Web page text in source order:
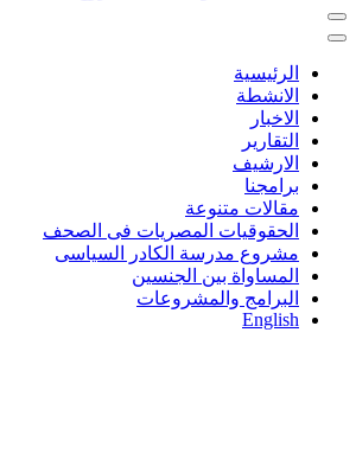
الرئيسية
الانشطة
الاخبار
التقارير
الارشيف
برامجنا
مقالات متنوعة
الحقوقيات المصريات فى الصحف
مشروع مدرسة الكادر السياسى
المساواة بين الجنسين
البرامج والمشروعات
English